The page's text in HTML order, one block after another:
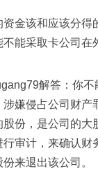
金该和应该分得
不能采取卡公司在
解答：你
涉嫌侵占公司财产
份，是公司的大
审计，来确认财
来退出该公司。